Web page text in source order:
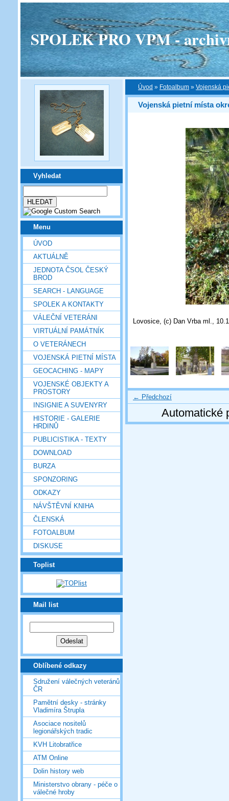
SPOLEK PRO VPM -
Vyhledat
Menu
ÚVOD
AKTUÁLNĚ
JEDNOTA ČSOL ČESKÝ
BROD
SEARCH - LANGUAGE
SPOLEK A KONTAKTY
VÁLEČNÍ VETERÁNI
VIRTUÁLNÍ PAMÁTNÍK
O VETERÁNECH
VOJENSKÁ PIETNÍ MÍSTA
GEOCACHING - MAPY
VOJENSKÉ OBJEKTY A
PROSTORY
INSIGNIE A SUVENYRY
HISTORIE - GALERIE
HRDINŮ
PUBLICISTIKA - TEXTY
DOWNLOAD
BURZA
SPONZORING
ODKAZY
NÁVŠTĚVNÍ KNIHA
ČLENSKÁ
FOTOALBUM
DISKUSE
Toplist
Mail list
Oblíbené odkazy
Sdružení válečných veteránů
ČR
Pamětní desky - stránky
Vladimíra Štrupla
Asociace nositelů
legionářských tradic
KVH Litobratřice
ATM Online
Dolin history web
Ministerstvo obrany - péče o
válečné hroby
Úvod » Fotoalbum » Vojenská
Vojenská pietní místa
Lovosice, (c) Dan Vrba ml.,
← Předchozí
Automatické